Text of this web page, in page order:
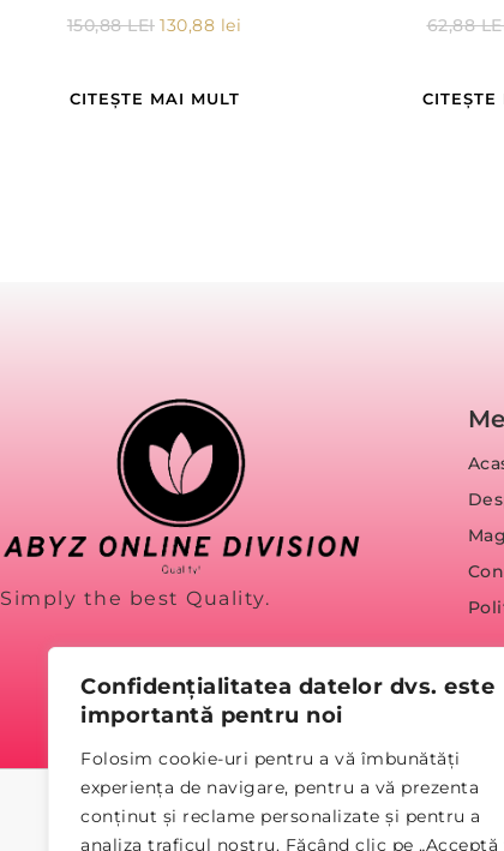
Confidențialitatea datelor dvs. este
importantă pentru noi
Folosim cookie-uri pentru a vă îmbunătăți
experiența de navigare, pentru a vă prezenta
conținut și reclame personalizate și pentru a
analiza traficul nostru. Făcând clic pe „Acceptă
150,88LEI 130,88 lei
CITEȘTE MAI MULT
62,88
CITEȘTE
Simply the best Quality.